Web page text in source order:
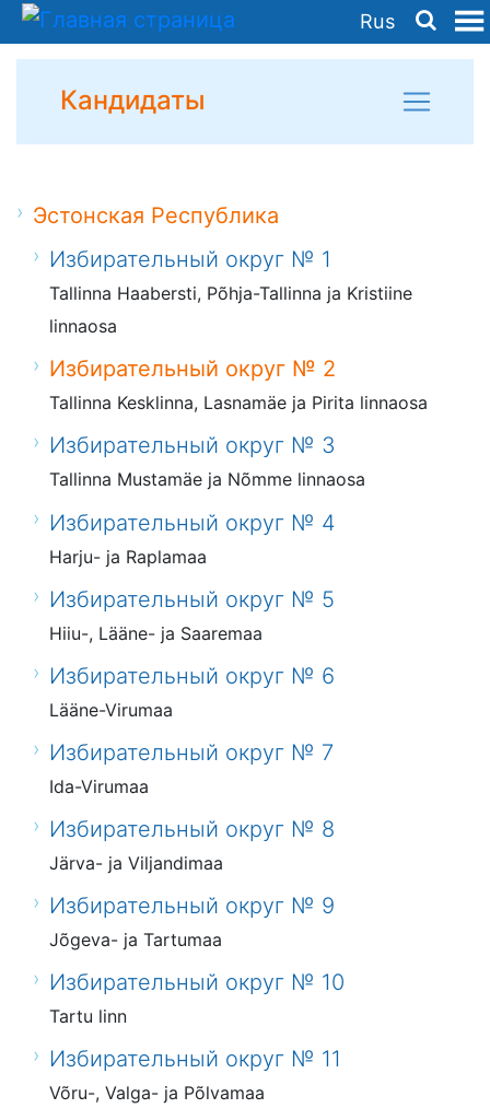
Rus
Кандидаты
Эстонская Республика
Избирательный округ № 1
Tallinna Haabersti, Põhja-Tallinna ja Kristiine
linnaosa
Избирательный округ № 2
Tallinna Kesklinna, Lasnamäe ja Pirita linnaosa
Избирательный округ № 3
Tallinna Mustamäe ja Nõmme linnaosa
Избирательный округ № 4
Harju- ja Raplamaa
Избирательный округ № 5
Hiiu-, Lääne- ja Saaremaa
Избирательный округ № 6
Lääne-Virumaa
Избирательный округ № 7
Ida-Virumaa
Избирательный округ № 8
Järva- ja Viljandimaa
Избирательный округ № 9
Jõgeva- ja Tartumaa
Избирательный округ № 10
Tartu linn
Избирательный округ № 11
Võru-, Valga- ja Põlvamaa